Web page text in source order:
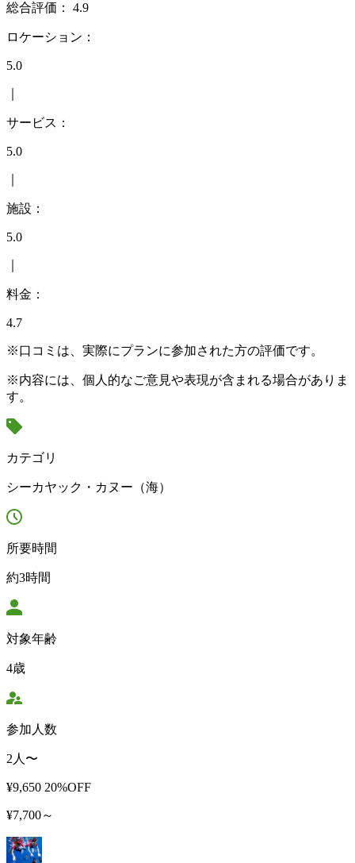
総合評価： 4.9
ロケーション：
5.0
サービス：
5.0
施設：
5.0
料金：
4.7
※口コミは、実際にプランに参加された方の評価です。
※内容には、個人的なご意見や表現が含まれる場合がありま
す。
カテゴリ
シーカヤック・カヌー（海）
所要時間
約3時間
対象年齢
4歳
参加人数
2人〜
¥9,650 20%OFF
¥7,700～